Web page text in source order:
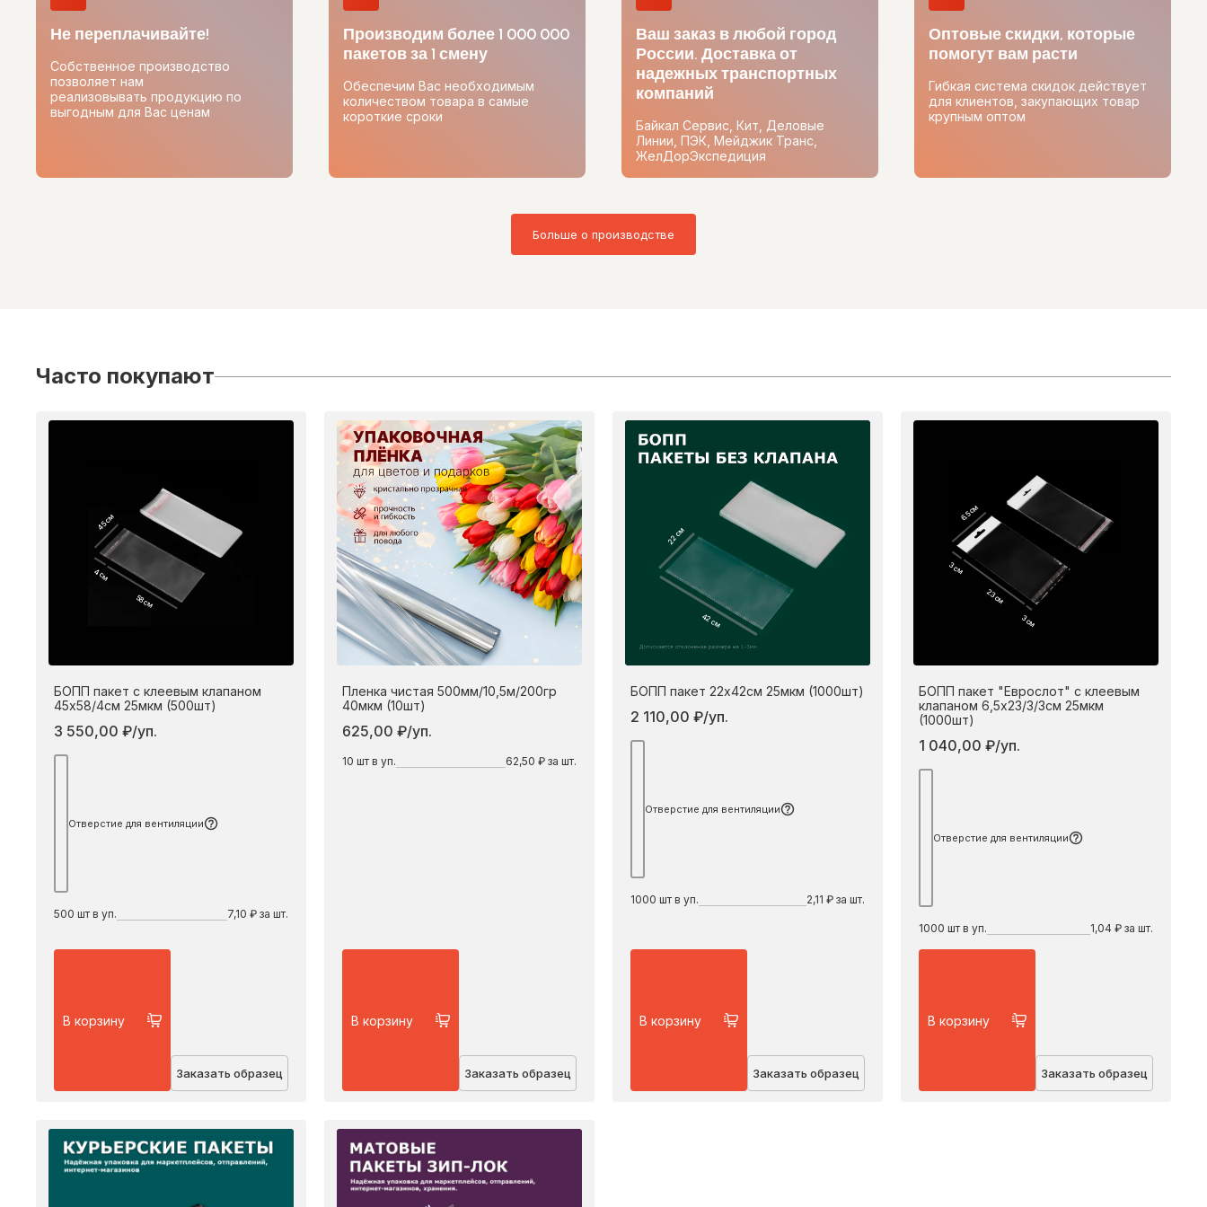
Не переплачивайте!
Собственное производство
позволяет нам
реализовывать продукцию по
выгодным для Вас ценам
Производим более 1 000 000
пакетов за 1 смену
Обеспечим Вас необходимым
количеством товара в самые
короткие сроки
Ваш заказ в любой город
России. Доставка от
надежных транспортных
компаний
Байкал Сервис, Кит, Деловые
Линии, ПЭК, Мейджик Транс,
ЖелДорЭкспедиция
Оптовые скидки, которые
помогут вам расти
Гибкая система скидок действует
для клиентов, закупающих товар
крупным оптом
Больше о производстве
Часто покупают
45 см
4 см
58 см
БОПП пакет с клеевым клапаном
45х58/4см 25мкм (500шт)
3 550,00 ₽/уп.
Отверстие для вентиляции
500 шт в уп. 7,10 ₽ за шт.
В корзину
Заказать образец
Пленка чистая 500мм/10,5м/200гр
40мкм (10шт)
625,00 ₽/уп.
10 шт в уп. 62,50 ₽ за шт.
В корзину
Заказать образец
22 см
42 см
БОПП пакет 22х42см 25мкм (1000шт)
2 110,00 ₽/уп.
Отверстие для вентиляции
1000 шт в уп. 2,11 ₽ за шт.
В корзину
Заказать образец
6.5 см
23 см
3 см
3 см
БОПП пакет "Еврослот" с клеевым
клапаном 6,5х23/3/3см 25мкм
(1000шт)
1 040,00 ₽/уп.
Отверстие для вентиляции
1000 шт в уп. 1,04 ₽ за шт.
В корзину
Заказать образец